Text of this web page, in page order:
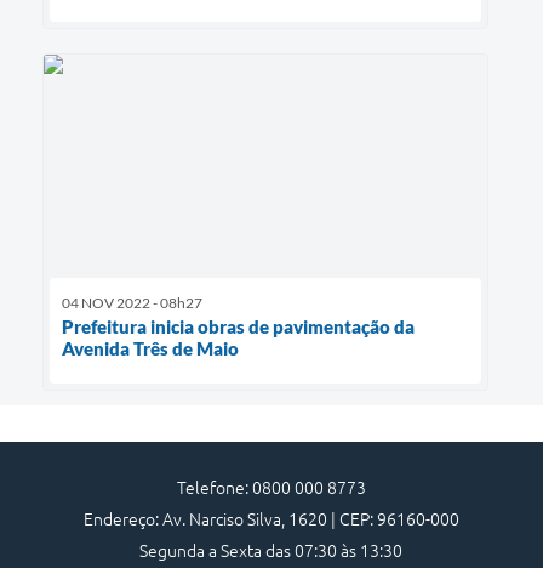
04 NOV 2022 - 08h27
Prefeitura inicia obras de pavimentação da
Avenida Três de Maio
Telefone: 0800 000 8773
Endereço: Av. Narciso Silva, 1620 | CEP: 96160-000
Segunda a Sexta das 07:30 às 13:30